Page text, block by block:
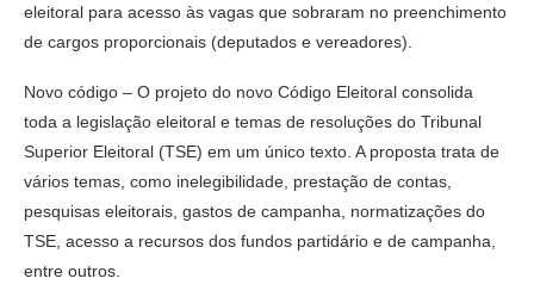
eleitoral para acesso às vagas que sobraram no preenchimento
de cargos proporcionais (deputados e vereadores).
Novo código – O projeto do novo Código Eleitoral consolida
toda a legislação eleitoral e temas de resoluções do Tribunal
Superior Eleitoral (TSE) em um único texto. A proposta trata de
vários temas, como inelegibilidade, prestação de contas,
pesquisas eleitorais, gastos de campanha, normatizações do
TSE, acesso a recursos dos fundos partidário e de campanha,
entre outros.